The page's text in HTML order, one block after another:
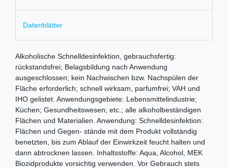
Datenblätter
Alkoholische Schnelldesinfektion, gebrauchsfertig:
rückstandsfrei; Belagsbildung nach Anwendung
ausgeschlossen; kein Nachwischen bzw. Nachspülen der
Fläche erforderlich; schnell wirksam, parfumfrei; VAH und
IHO gelistet. Anwendungsgebiete: Lebensmittelindustrie;
Küchen; Gesundheitswesen; etc.; alle alkoholbeständigen
Flächen und Materialien. Anwendung: Schnelldesinfektion:
Flächen und Gegen- stände mit dem Produkt vollständig
benetzten, bis zum Ablauf der Einwirkzeit feucht halten und
dann abtrocknen lassen. Inhaltsstoffe: Aqua, Alcohol, MEK
Biozidprodukte vorsichtig verwenden. Vor Gebrauch stets